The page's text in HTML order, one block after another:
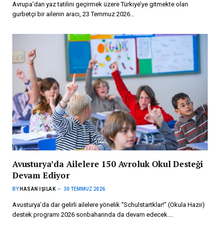
Avrupa’dan yaz tatilini geçirmek üzere Türkiye’ye gitmekte olan
gurbetçi bir ailenin aracı, 23 Temmuz 2026…
Avusturya’da Ailelere 150 Avroluk Okul Desteği
Devam Ediyor
BY HASAN IŞILAK 30 TEMMUZ 2026
Avusturya’da dar gelirli ailelere yönelik “Schulstartklar!” (Okula Hazır)
destek programı 2026 sonbaharında da devam edecek.…